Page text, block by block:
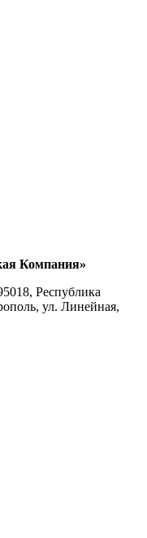
Компания»
Республика
ул. Линейная,